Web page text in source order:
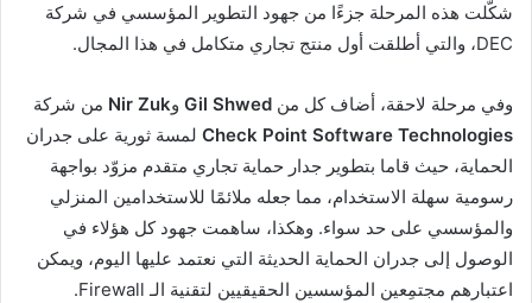
شكّلت هذه المرحلة جزءًا من جهود التطوير المؤسسي في شركة
DEC، والتي أطلقت أول منتج تجاري متكامل في هذا المجال.
وفي مرحلة لاحقة، أضاف كل من Gil Shwed وNir Zuk من شركة
Check Point Software Technologies لمسة ثورية على جدران
الحماية، حيث قاما بتطوير جدار حماية تجاري متقدم مزوّد بواجهة
رسومية سهلة الاستخدام، مما جعله ملائمًا للاستخدامين المنزلي
والمؤسسي على حد سواء. وهكذا، ساهمت جهود كل هؤلاء في
الوصول إلى جدران الحماية الحديثة التي نعتمد عليها اليوم، ويمكن
اعتبارهم مجتمِعين المؤسسين الحقيقيين لتقنية الـ Firewall.